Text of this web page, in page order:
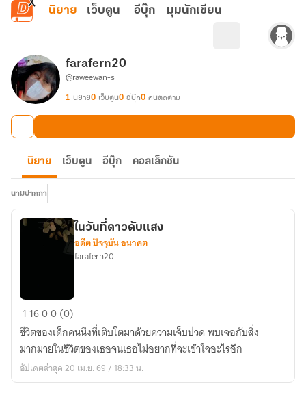
ข้ามไปยังเนื้อหาหลัก
นิยาย เว็บตูน อีบุ๊ก มุมนักเขียน
farafern20
@raweewan-s
1 นิยาย0 เว็บตูน0 อีบุ๊ก0 คนติดตาม
นิยาย เว็บตูน อีบุ๊ก คอลเล็กชัน
นามปากกา
ใน
วัน
ที่
ดาว
ดับ
ในวันที่ดาวดับแสง
อดีต ปัจจุบัน อนาคต
farafern20
1 1600 (0)
ชีวิตของเด็กคนนึงที่เติบโตมาด้วยความเจ็บปวด พบเจอกับสิ่ง
มากมายในชีวิตของเธอจนเธอไม่อยากที่จะเข้าใจอะไรอีก
อัปเดตล่าสุด 20 เม.ย. 69 / 18:33 น.